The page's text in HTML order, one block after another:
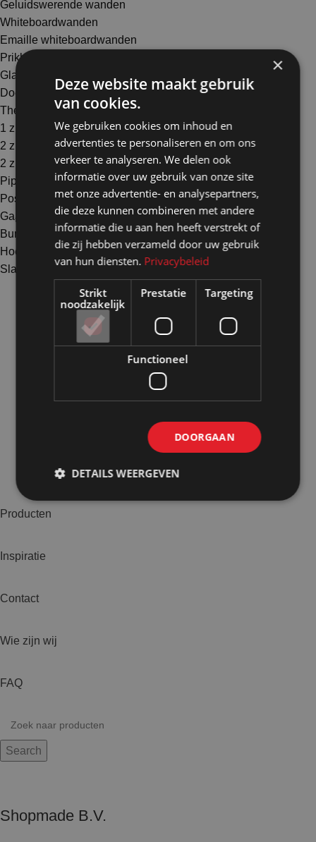
Geluidswerende wanden
Whiteboardwanden
Emaille whiteboardwanden
Prikbordwanden
Glaswanden
Doekenwanden
Themawanden - schaduw/silhouettedoeken
1 zijdig
2 zijdig
2 zijdig + akoestisch
Pipe and drape wanden
Posterwanden
Gaaswanden
Bureauschermen
Hoekoplossingen wanden
Slatwallwanden
Producten
Inspiratie
Contact
Wie zijn wij
FAQ
Search
Shopmade B.V.
×
Deze website maakt gebruik
van cookies.
We gebruiken cookies om inhoud en
advertenties te personaliseren en om ons
verkeer te analyseren. We delen ook
informatie over uw gebruik van onze site
met onze advertentie- en analysepartners,
die deze kunnen combineren met andere
informatie die u aan hen heeft verstrekt of
die zij hebben verzameld door uw gebruik
van hun diensten. Privacybeleid
Strikt
noodzakelijk
Prestatie Targeting
Functioneel
DOORGAAN
DETAILS WEERGEVEN